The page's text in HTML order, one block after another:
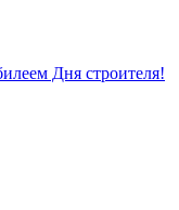
Дня строителя!